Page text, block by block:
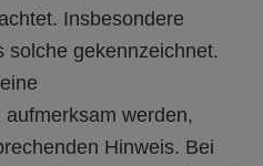
Insbesondere
solche gekennzeichnet.
werden,
Hinweis. Bei